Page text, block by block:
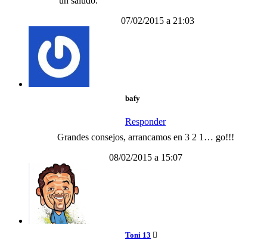
07/02/2015 a 21:03
bafy
Responder
Grandes consejos, arrancamos en 3 2 1… go!!!
08/02/2015 a 15:07
Toni 13